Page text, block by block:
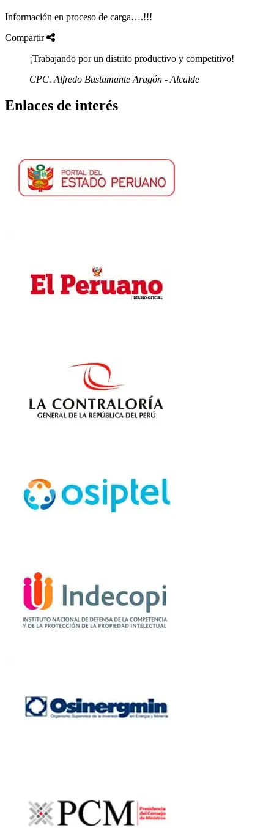
Información en proceso de carga….!!!
Compartir
¡Trabajando por un distrito productivo y competitivo!
CPC. Alfredo Bustamante Aragón - Alcalde
Enlaces de interés